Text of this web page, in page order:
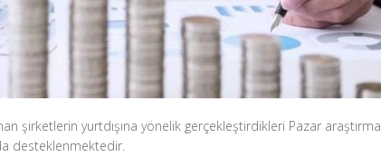
şirketlerin yurtdışına yönelik gerçekleştirdikleri Pazar araştırma
desteklenmektedir.